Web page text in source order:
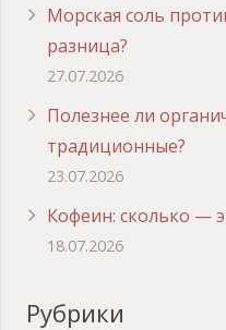
Морская соль
разница?
27.07.2026
Полезнее ли
традиционные?
23.07.2026
Кофеин: сколько —
18.07.2026
Рубрики